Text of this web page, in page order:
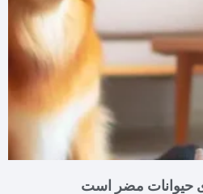
حیوانات مضر است